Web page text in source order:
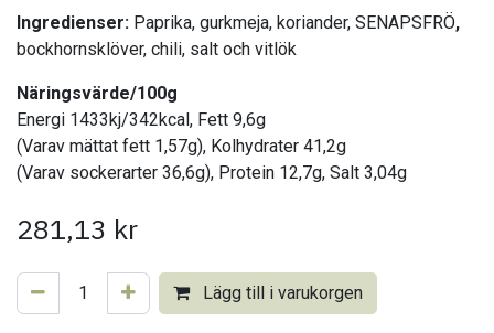
Ingredienser: Paprika, gurkmeja, koriander, SENAPSFRÖ,
bockhornsklöver, chili, salt och vitlök
Näringsvärde/100g
Energi 1433kj/342kcal, Fett 9,6g
(Varav mättat fett 1,57g), Kolhydrater 41,2g
(Varav sockerarter 36,6g), Protein 12,7g, Salt 3,04g
281,13 kr
Lägg till i varukorgen